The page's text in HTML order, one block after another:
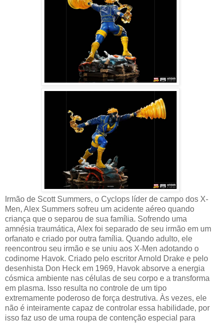
Irmão de Scott Summers, o Cyclops líder de campo dos X-
Men, Alex Summers sofreu um acidente aéreo quando
criança que o separou de sua família. Sofrendo uma
amnésia traumática, Alex foi separado de seu irmão em um
orfanato e criado por outra família. Quando adulto, ele
reencontrou seu irmão e se uniu aos X-Men adotando o
codinome Havok. Criado pelo escritor Arnold Drake e pelo
desenhista Don Heck em 1969, Havok absorve a energia
cósmica ambiente nas células de seu corpo e a transforma
em plasma. Isso resulta no controle de um tipo
extremamente poderoso de força destrutiva. Às vezes, ele
não é inteiramente capaz de controlar essa habilidade, por
isso faz uso de uma roupa de contenção especial para